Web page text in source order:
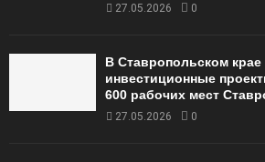
27.05.2026 0
В Ставропольском
инвестиционные
600 рабочих мест
27.05.2026 0